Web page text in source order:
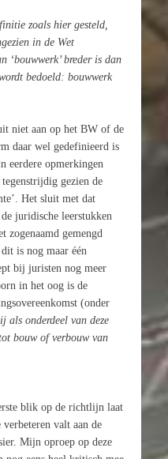
zoals hier gesteld,
in de Wet
‘bouwwerk’ breder is dan
bedoeld: bouwwerk
niet aan op het BW of de
daar wel gedefinieerd is
eerdere opmerkingen
gezien de
Het sluit met dat
juridische leerstukken
zogenaamd gemengd
is nog maar één
bij juristen nog meer
in het oog is de
(onder
als onderdeel van deze
bouw of verbouw van
blik op de richtlijn laat
valt aan de
Mijn oproep op deze